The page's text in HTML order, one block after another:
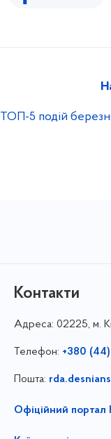
ТОП-5 подій
Контакти
Адреса: 02225, м.
Телефон: +380
Пошта:
Офіційний портал